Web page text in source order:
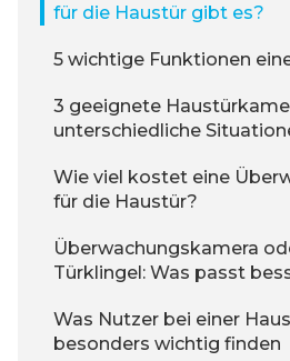
für die Haustür gibt es?
5 wichtige Funktionen
3 geeignete
unterschiedliche
Wie viel kostet eine
für die Haustür?
Überwachungskamera
Türklingel: Was passt
Was Nutzer bei einer
besonders wichtig finden